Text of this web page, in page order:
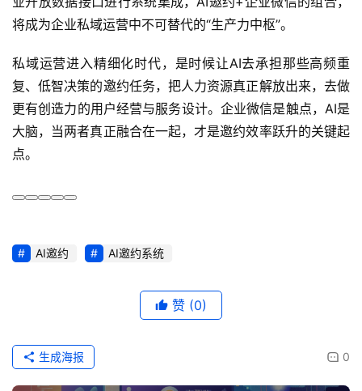
将成为企业私域运营中不可替代的“生产力中枢”。
私域运营进入精细化时代，是时候让AI去承担那些高频重
复、低智决策的邀约任务，把人力资源真正解放出来，去做
更有创造力的用户经营与服务设计。企业微信是触点，AI是
大脑，当两者真正融合在一起，才是邀约效率跃升的关键起
点。
AI邀约 AI邀约系统
赞 (0)
0
生成海报